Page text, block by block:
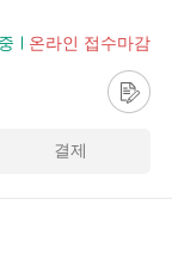
온라인 접수마감
결제